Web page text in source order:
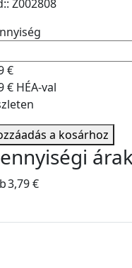
Z002808
€
€ HÉA-val
a kosárhoz
3,79 €